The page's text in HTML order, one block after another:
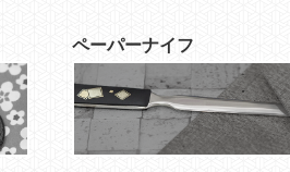
ペーパーナイフ